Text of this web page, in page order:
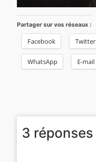
Partager sur vos réseaux :
Facebook Twitter
WhatsApp E-mail
3 réponses